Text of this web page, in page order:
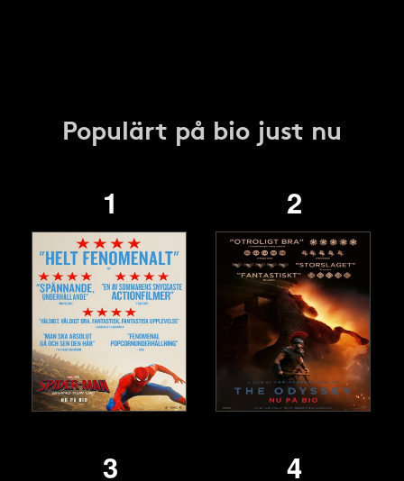
Populärt på bio just nu
1 2
3 4